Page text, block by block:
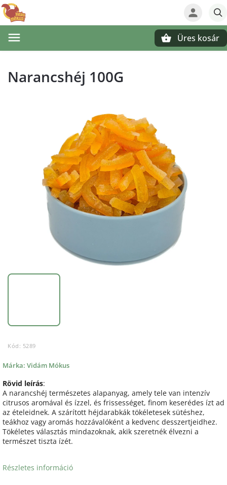
Üres kosár
Narancshéj 100G
Kód: 5289
Márka: Vidám Mókus
Rövid leírás:
A narancshéj természetes alapanyag, amely tele van intenzív
citrusos aromával és ízzel, és frissességet, finom keserédes ízt ad
az ételeidnek. A szárított héjdarabkák tökéletesek sütéshez,
teákhoz vagy aromás hozzávalóként a kedvenc desszertjeidhez.
Tökéletes választás mindazoknak, akik szeretnék élvezni a
természet tiszta ízét.
Részletes információ